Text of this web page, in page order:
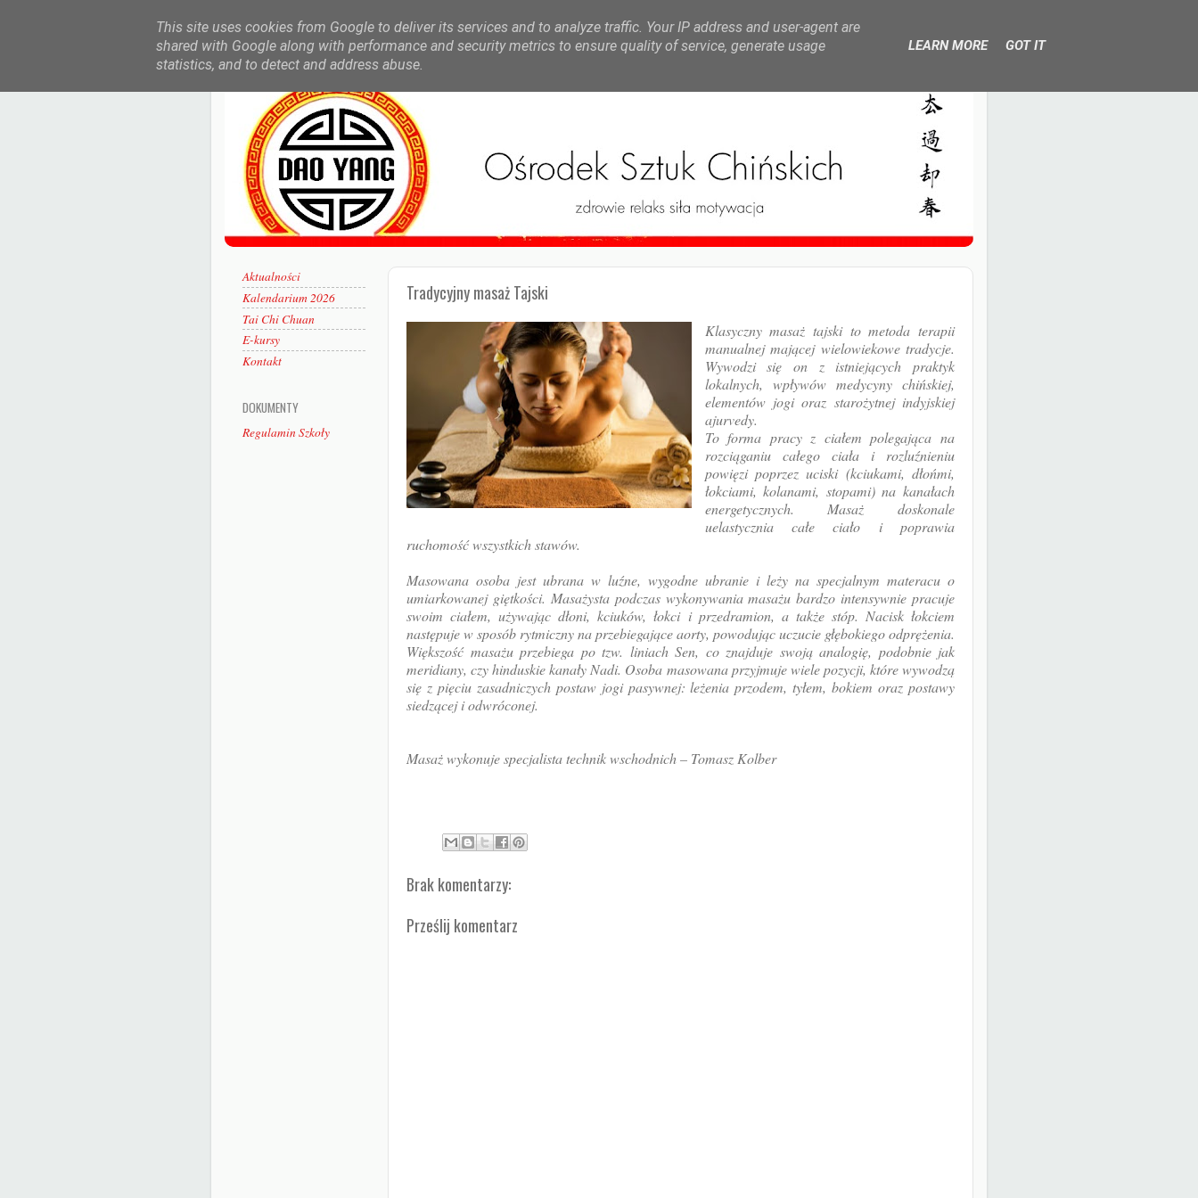
Tradycyjny masaż Tajski
Klasyczny masaż tajski to metoda terapii
manualnej mającej wielowiekowe tradycje.
Wywodzi się on z istniejących praktyk
lokalnych, wpływów medycyny chińskiej,
elementów jogi oraz starożytnej indyjskiej
ajurvedy.
To forma pracy z ciałem polegająca na
rozciąganiu całego ciała i rozluźnieniu
powięzi poprzez uciski (kciukami, dłońmi,
łokciami, kolanami, stopami) na kanałach
energetycznych. Masaż doskonale
uelastycznia całe ciało i poprawia
ruchomość wszystkich stawów.
Masowana osoba jest ubrana w luźne, wygodne ubranie i leży na specjalnym materacu o
umiarkowanej giętkości. Masażysta podczas wykonywania masażu bardzo intensywnie pracuje
swoim ciałem, używając dłoni, kciuków, łokci i przedramion, a także stóp. Nacisk łokciem
następuje w sposób rytmiczny na przebiegające aorty, powodując uczucie głębokiego odprężenia.
Większość masażu przebiega po tzw. liniach Sen, co znajduje swoją analogię, podobnie jak
meridiany, czy hinduskie kanały Nadi. Osoba masowana przyjmuje wiele pozycji, które wywodzą
się z pięciu zasadniczych postaw jogi pasywnej: leżenia przodem, tyłem, bokiem oraz postawy
siedzącej i odwróconej.
Masaż wykonuje specjalista technik wschodnich – Tomasz Kolber
Brak komentarzy:
Prześlij komentarz
Aktualności
Kalendarium 2026
Tai Chi Chuan
E-kursy
Kontakt
DOKUMENTY
Regulamin Szkoły
This site uses cookies from Google to deliver its services and to analyze traffic. Your IP address and user-agent are
shared with Google along with performance and security metrics to ensure quality of service, generate usage
statistics, and to detect and address abuse.
LEARN MORE GOT IT